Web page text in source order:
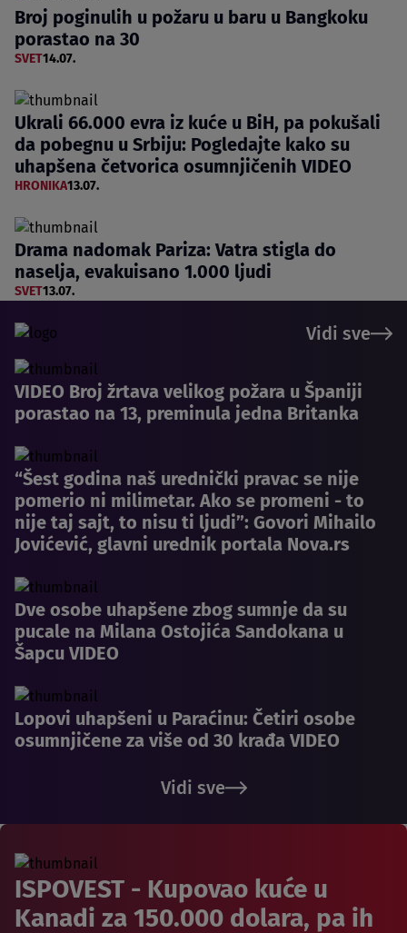
Broj poginulih u požaru u baru u Bangkoku
porastao na 30
SVET14.07.
Ukrali 66.000 evra iz kuće u BiH, pa pokušali
da pobegnu u Srbiju: Pogledajte kako su
uhapšena četvorica osumnjičenih VIDEO
HRONIKA13.07.
Drama nadomak Pariza: Vatra stigla do
naselja, evakuisano 1.000 ljudi
SVET13.07.
Vidi sve
VIDEO Broj žrtava velikog požara u Španiji
porastao na 13, preminula jedna Britanka
“Šest godina naš urednički pravac se nije
pomerio ni milimetar. Ako se promeni - to
nije taj sajt, to nisu ti ljudi”: Govori Mihailo
Jovićević, glavni urednik portala Nova.rs
Dve osobe uhapšene zbog sumnje da su
pucale na Milana Ostojića Sandokana u
Šapcu VIDEO
Lopovi uhapšeni u Paraćinu: Četiri osobe
osumnjičene za više od 30 krađa VIDEO
Vidi sve
ISPOVEST - Kupovao kuće u
Kanadi za 150.000 dolara, pa ih